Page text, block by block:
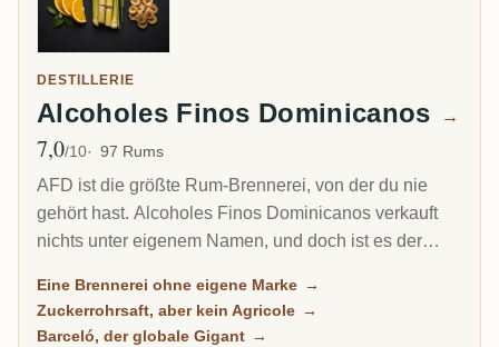
DESTILLERIE
Alcoholes Finos Dominicanos →
Ø Bewertung
7,0/10 97 Rums
AFD ist die größte Rum-Brennerei, von der du nie
gehört hast. Alcoholes Finos Dominicanos verkauft
nichts unter eigenem Namen, und doch ist es der
destilliert den Zuckerrohrsaft-Rum hinter Barceló,
einer der meistverkauften Marken der Welt, dazu ein
Eine Brennerei ohne eigene Marke →
Zuckerrohrsaft, aber kein Agricole →
Barceló, der globale Gigant →